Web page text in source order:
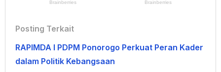
Posting Terkait
RAPIMDA I PDPM Ponorogo Perkuat Peran Kader
dalam Politik Kebangsaan